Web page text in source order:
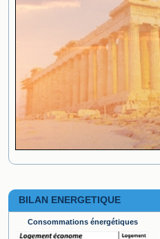
BILAN ENERGETIQUE
Consommations énergétiques